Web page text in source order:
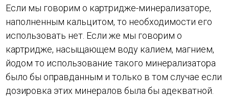
Если мы говорим о картридже-минерализаторе,
наполненным кальцитом, то необходимости его
использовать нет. Если же мы говорим о
картридже, насыщающем воду калием, магнием,
йодом то использование такого минерализатора
было бы оправданным и только в том случае если
дозировка этих минералов была бы адекватной.